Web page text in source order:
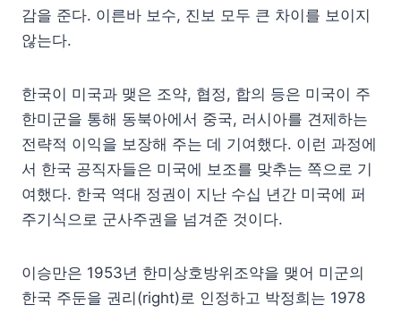
감을 준다. 이른바 보수, 진보 모두 큰 차이를 보이지
않는다.
한국이 미국과 맺은 조약, 협정, 합의 등은 미국이 주
한미군을 통해 동북아에서 중국, 러시아를 견제하는
전략적 이익을 보장해 주는 데 기여했다. 이런 과정에
서 한국 공직자들은 미국에 보조를 맞추는 쪽으로 기
여했다. 한국 역대 정권이 지난 수십 년간 미국에 퍼
주기식으로 군사주권을 넘겨준 것이다.
이승만은 1953년 한미상호방위조약을 맺어 미군의
한국 주둔을 권리(right)로 인정하고 박정희는 1978